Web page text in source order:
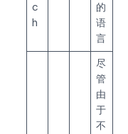
c
h
的
语
言
尽
管
由
于
不